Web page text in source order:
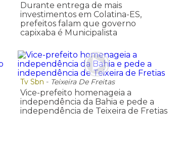
Durante entrega de mais
investimentos em Colatina-ES,
prefeitos falam que governo
capixaba é Municipalista
Tv Sbn - Teixeira De Freitas
Vice-prefeito homenageia a
independência da Bahia e pede a
independência de Teixeira de Fretias